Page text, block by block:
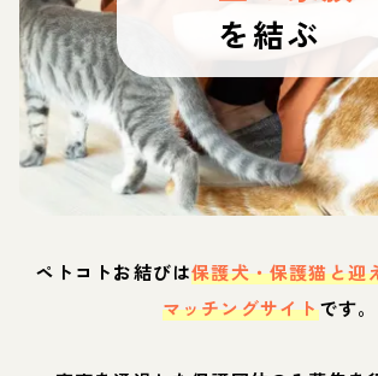
を結ぶ
ペトコトお結びは保護犬・保護猫と迎
マッチングサイトです。